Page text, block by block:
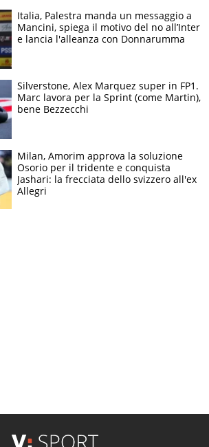
Italia, Palestra manda un messaggio a
Mancini, spiega il motivo del no all’Inter
e lancia l'alleanza con Donnarumma
Silverstone, Alex Marquez super in FP1.
Marc lavora per la Sprint (come Martin),
bene Bezzecchi
Milan, Amorim approva la soluzione
Osorio per il tridente e conquista
Jashari: la frecciata dello svizzero all'ex
Allegri